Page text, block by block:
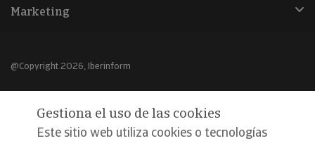
Marketing
@Copyright 2026, Iberinform
Gestiona el uso de las cookies
Este sitio web utiliza cookies o tecnologías